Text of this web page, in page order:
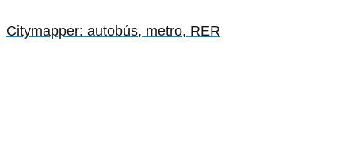
Citymapper: autobús, metro, RER